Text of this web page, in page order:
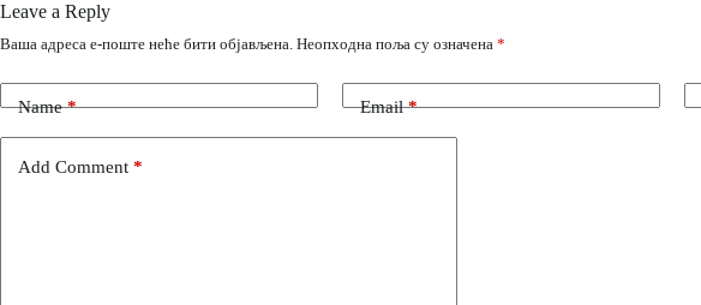
Leave a Reply
Ваша адреса е-поште неће бити објављена. Неопходна поља су означена *
Name* Email*
Add Comment *